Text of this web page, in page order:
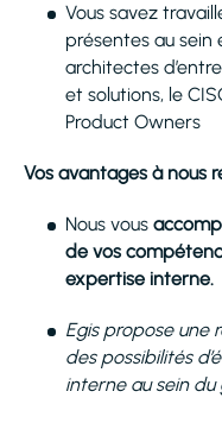
Vous savez
présentes au sein
architectes
et solutions, le
Product Owners
Vos avantages à nous
Nous vous
de vos
expertise interne.
Egis propose une
des possibilités
interne au sein du